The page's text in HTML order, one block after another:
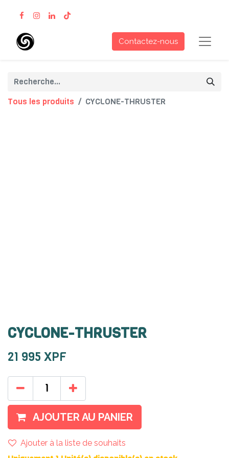
Contactez-nous
Tous les produits CYCLONE-THRUSTER
CYCLONE-THRUSTER
21 995 XPF
AJOUTER AU PANIER
Ajouter à la liste de souhaits